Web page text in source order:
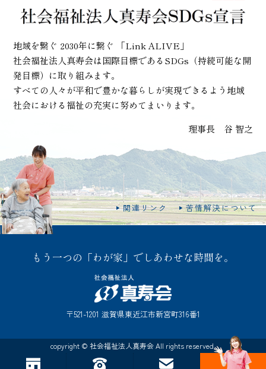
地域を繋ぐ 2030年に繋ぐ 「Link ALIVE」
社会福祉法人真寿会は国際目標であるSDGs（持続可能な開
発目標）に取り組みます。
すべての人々が平和で豊かな暮らしが実現できるよう地域
社会における福祉の充実に努めてまいります。
理事長 谷 智之
関連リンク 苦情解決について
もう一つの「わが家」でしあわせな時間を。
〒521-1201 滋賀県東近江市新宮町316番1
copyright © 社会福祉法人真寿会 All rights reserved.